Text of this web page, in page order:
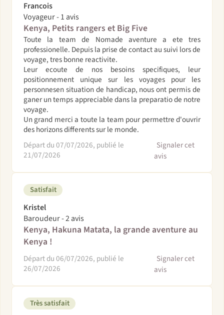
Francois
Voyageur - 1 avis
Kenya, Petits rangers et Big Five
Toute la team de Nomade aventure a ete tres
professionelle. Depuis la prise de contact au suivi lors de
voyage, tres bonne reactivite.
Leur ecoute de nos besoins specifiques, leur
positionnement unique sur les voyages pour les
personnesen situation de handicap, nous ont permis de
ganer un temps appreciable dans la preparatio de notre
voyage.
Un grand merci a toute la team pour permettre d'ouvrir
des horizons differents sur le monde.
Départ du 07/07/2026, publié le
21/07/2026
Signaler cet
avis
Satisfait
Kristel
Baroudeur - 2 avis
Kenya, Hakuna Matata, la grande aventure au
Kenya !
Départ du 06/07/2026, publié le
26/07/2026
Signaler cet
avis
Très satisfait